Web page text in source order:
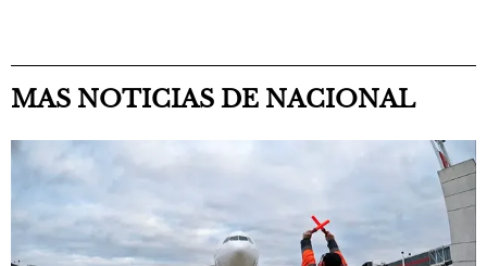
MAS NOTICIAS DE NACIONAL